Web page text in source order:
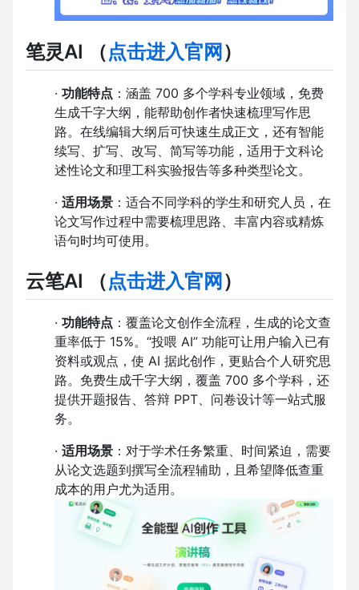
笔灵AI （点击进入官网 ）
· 功能特点 ：涵盖 700 多个学科专业领域，免费
生成千字大纲，能帮助创作者快速梳理写作思
路。在线编辑大纲后可快速生成正文，还有智能
续写、扩写、改写、简写等功能，适用于文科论
述性论文和理工科实验报告等多种类型论文。
· 适用场景 ：适合不同学科的学生和研究人员，在
论文写作过程中需要梳理思路、丰富内容或精炼
语句时均可使用。
云笔AI （点击进入官网 ）
· 功能特点 ：覆盖论文创作全流程，生成的论文查
重率低于 15%。“投喂 AI” 功能可让用户输入已有
资料或观点，使 AI 据此创作，更贴合个人研究思
路。免费生成千字大纲，覆盖 700 多个学科，还
提供开题报告、答辩 PPT、问卷设计等一站式服
务。
· 适用场景 ：对于学术任务繁重、时间紧迫，需要
从论文选题到撰写全流程辅助，且希望降低查重
成本的用户尤为适用。